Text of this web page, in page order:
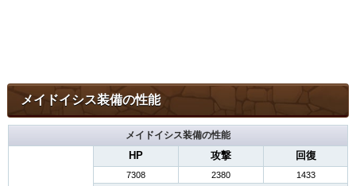
メイドイシス装備の性能
メイドイシス装備の性能
HP
攻撃 回復
7308 2380 1433